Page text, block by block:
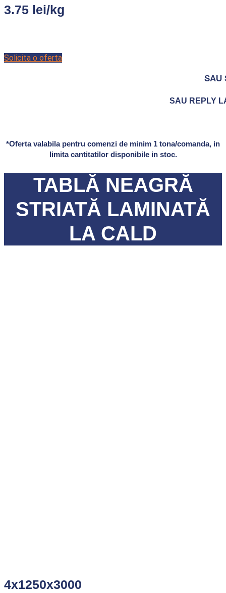
3.75 lei/kg
Solicita o oferta
SAU
SAU REPLY
*Oferta valabila pentru comenzi de minim 1 tona/comanda, in
limita cantitatilor disponibile in stoc.
TABLĂ NEAGRĂ
STRIATĂ LAMINATĂ
LA CALD
4x1250x3000